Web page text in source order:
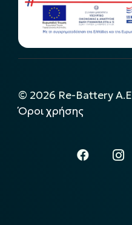
© 2026 Re-Battery
Όροι χρήσης